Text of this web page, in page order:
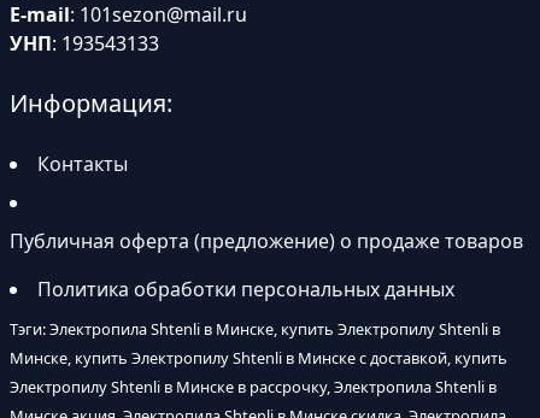
E-mail: 101sezon@mail.ru
УНП: 193543133
Информация:
Контакты
Публичная оферта (предложение) о продаже товаров
Политика обработки персональных данных
Тэги: Электропила Shtenli в Минске, купить Электропилу Shtenli в
Минске, купить Электропилу Shtenli в Минске с доставкой, купить
Электропилу Shtenli в Минске в рассрочку, Электропила Shtenli в